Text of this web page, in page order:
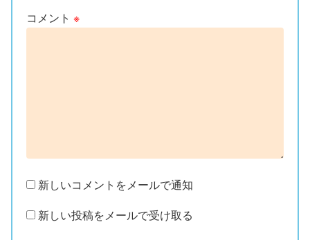
コメント ※
新しいコメントをメールで通知
新しい投稿をメールで受け取る